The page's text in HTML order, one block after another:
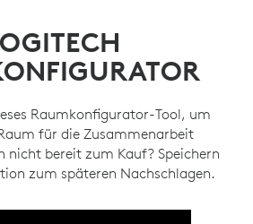
Raumkonfigurator-Tool, um
für die Zusammenarbeit
nicht bereit zum Kauf? Speichern
zum späteren Nachschlagen.